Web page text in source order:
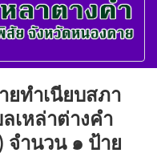
ยทำเนียบสภา
เหล่าต่างคำ
จำนวน ๑ ป้าย